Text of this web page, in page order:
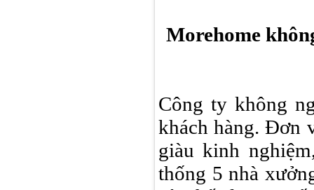
Morehome
Công ty không
khách hàng. Đơn
giàu kinh
thống 5 nhà